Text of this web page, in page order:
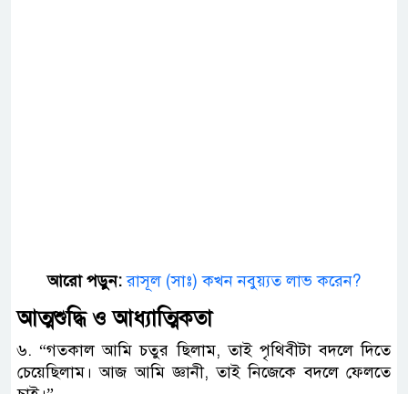
আরো পড়ুন:রাসূল (সাঃ) কখন নবুয়্যত লাভ করেন?
আত্মশুদ্ধি ও আধ্যাত্মিকতা
​৬. “গতকাল আমি চতুর ছিলাম, তাই পৃথিবীটা বদলে দিতে
চেয়েছিলাম। আজ আমি জ্ঞানী, তাই নিজেকে বদলে ফেলতে